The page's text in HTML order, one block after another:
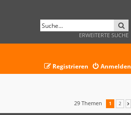
ERWEITERTE SUCHE
Anmelden
Registrieren
29 Themen 1 2